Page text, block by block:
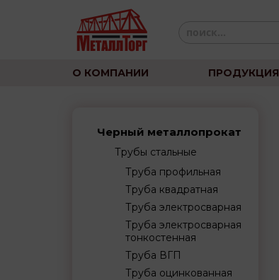
О КОМПАНИИ ПРОДУКЦИЯ
Черный металлопрокат
Трубы стальные
Труба профильная
Труба квадратная
Труба электросварная
Труба электросварная
тонкостенная
Труба ВГП
Труба оцинкованная